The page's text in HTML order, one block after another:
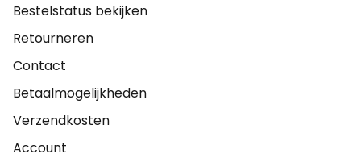
Bestelstatus bekijken
Retourneren
Contact
Betaalmogelijkheden
Verzendkosten
Account